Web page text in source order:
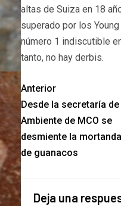
altas de Suiza en 18
superado por los
número 1 indiscutible
tanto, no hay derbis.
Anterior
Desde la secretaría de
Ambiente de MCO se
desmiente la
de guanacos
Deja una